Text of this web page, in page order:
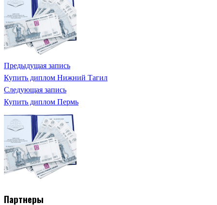
Предыдущая запись
Купить диплом Нижний Тагил
Следующая запись
Купить диплом Пермь
Партнеры